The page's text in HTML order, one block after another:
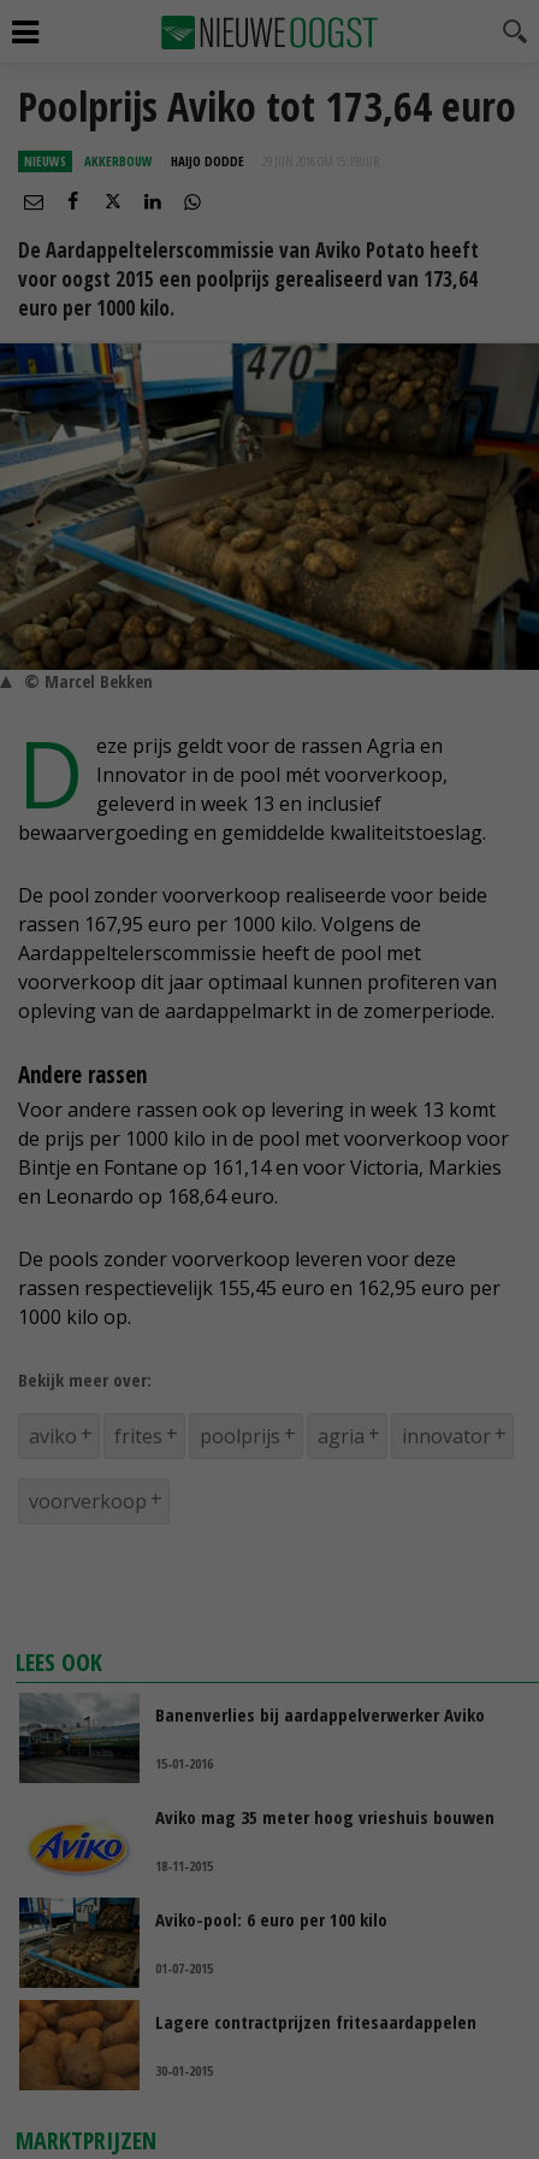
Poolprijs Aviko tot 173,64 euro
NIEUWS AKKERBOUW HAIJO DODDE 29 JUN 2016 OM 15:19
De Aardappeltelerscommissie van Aviko Potato heeft
voor oogst 2015 een poolprijs gerealiseerd van 173,64
euro per 1000 kilo.
© Marcel Bekken
D
eze prijs geldt voor de rassen Agria en
Innovator in de pool mét voorverkoop,
geleverd in week 13 en inclusief
bewaarvergoeding en gemiddelde kwaliteitstoeslag.
De pool zonder voorverkoop realiseerde voor beide
rassen 167,95 euro per 1000 kilo. Volgens de
Aardappeltelerscommissie heeft de pool met
voorverkoop dit jaar optimaal kunnen profiteren van
opleving van de aardappelmarkt in de zomerperiode.
Andere rassen
Voor andere rassen ook op levering in week 13 komt
de prijs per 1000 kilo in de pool met voorverkoop voor
Bintje en Fontane op 161,14 en voor Victoria, Markies
en Leonardo op 168,64 euro.
De pools zonder voorverkoop leveren voor deze
rassen respectievelijk 155,45 euro en 162,95 euro per
1000 kilo op.
Bekijk meer over:
aviko frites poolprijs agria innovator
voorverkoop
LEES OOK
Banenverlies bij aardappelverwerker Aviko
15-01-2016
Aviko mag 35 meter hoog vrieshuis bouwen
18-11-2015
Aviko-pool: 6 euro per 100 kilo
01-07-2015
Lagere contractprijzen fritesaardappelen
30-01-2015
MARKTPRIJZEN